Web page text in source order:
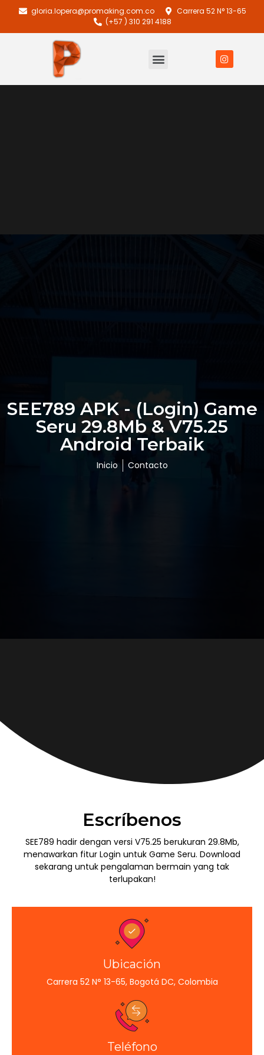
gloria.lopera@promaking.com.co
Carrera 52 N° 13-65
(+57 ) 310 291 4188
SEE789 APK - (Login) Game
Seru 29.8Mb & V75.25
Android Terbaik
Inicio Contacto
Escríbenos
SEE789 hadir dengan versi V75.25 berukuran 29.8Mb,
menawarkan fitur Login untuk Game Seru. Download
sekarang untuk pengalaman bermain yang tak
terlupakan!
Ubicación
Carrera 52 N° 13-65, Bogotá DC, Colombia
Teléfono